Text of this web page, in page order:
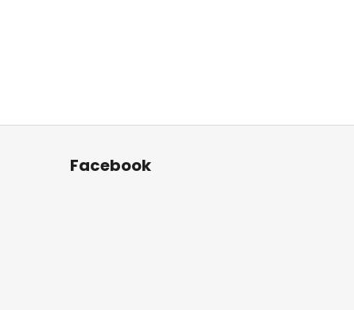
Facebook